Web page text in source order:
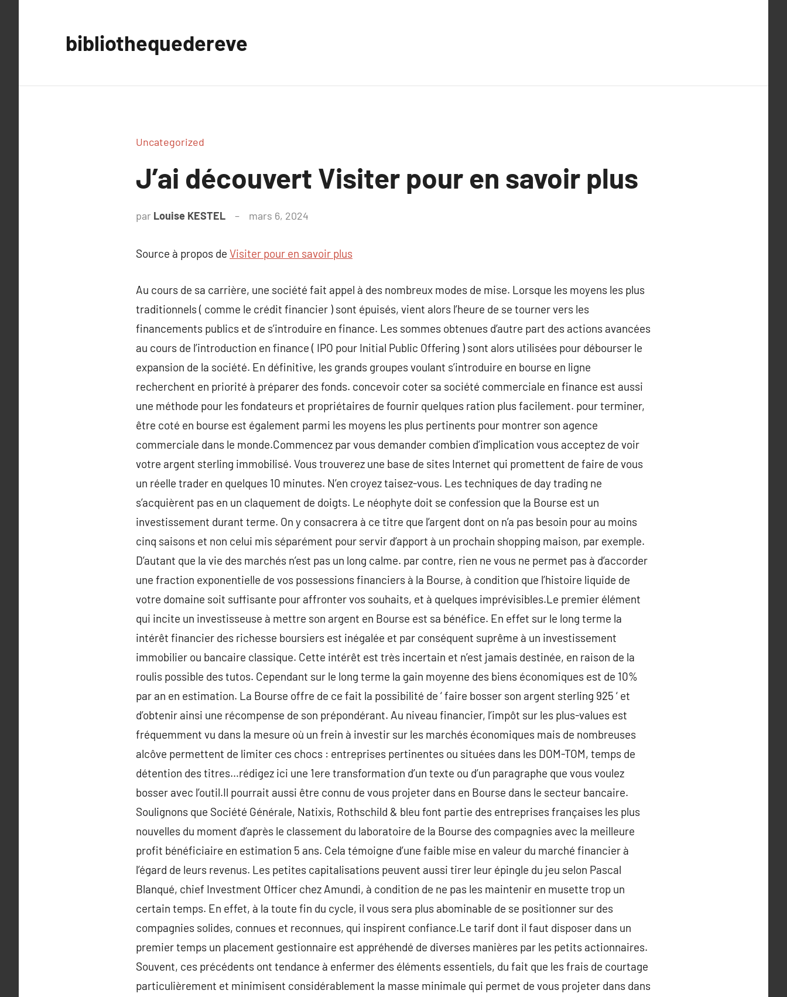
bibliothequedereve
Uncategorized
J’ai découvert Visiter pour en savoir plus
par Louise KESTEL mars 6, 2024
Source à propos de Visiter pour en savoir plus
Au cours de sa carrière, une société fait appel à des nombreux modes de mise. Lorsque les moyens les plus
traditionnels ( comme le crédit financier ) sont épuisés, vient alors l’heure de se tourner vers les
financements publics et de s’introduire en finance. Les sommes obtenues d’autre part des actions avancées
au cours de l’introduction en finance ( IPO pour Initial Public Offering ) sont alors utilisées pour débourser le
expansion de la société. En définitive, les grands groupes voulant s’introduire en bourse en ligne
recherchent en priorité à préparer des fonds. concevoir coter sa société commerciale en finance est aussi
une méthode pour les fondateurs et propriétaires de fournir quelques ration plus facilement. pour terminer,
être coté en bourse est également parmi les moyens les plus pertinents pour montrer son agence
commerciale dans le monde.Commencez par vous demander combien d’implication vous acceptez de voir
votre argent sterling immobilisé. Vous trouverez une base de sites Internet qui promettent de faire de vous
un réelle trader en quelques 10 minutes. N’en croyez taisez-vous. Les techniques de day trading ne
s’acquièrent pas en un claquement de doigts. Le néophyte doit se confession que la Bourse est un
investissement durant terme. On y consacrera à ce titre que l’argent dont on n’a pas besoin pour au moins
cinq saisons et non celui mis séparément pour servir d’apport à un prochain shopping maison, par exemple.
D’autant que la vie des marchés n’est pas un long calme. par contre, rien ne vous ne permet pas à d’accorder
une fraction exponentielle de vos possessions financiers à la Bourse, à condition que l’histoire liquide de
votre domaine soit suffisante pour affronter vos souhaits, et à quelques imprévisibles.Le premier élément
qui incite un investisseuse à mettre son argent en Bourse est sa bénéfice. En effet sur le long terme la
intérêt financier des richesse boursiers est inégalée et par conséquent suprême à un investissement
immobilier ou bancaire classique. Cette intérêt est très incertain et n’est jamais destinée, en raison de la
roulis possible des tutos. Cependant sur le long terme la gain moyenne des biens économiques est de 10%
par an en estimation. La Bourse offre de ce fait la possibilité de ‘ faire bosser son argent sterling 925 ‘ et
d’obtenir ainsi une récompense de son prépondérant. Au niveau financier, l’impôt sur les plus-values est
fréquemment vu dans la mesure où un frein à investir sur les marchés économiques mais de nombreuses
alcôve permettent de limiter ces chocs : entreprises pertinentes ou situées dans les DOM-TOM, temps de
détention des titres…rédigez ici une 1ere transformation d’un texte ou d’un paragraphe que vous voulez
bosser avec l’outil.Il pourrait aussi être connu de vous projeter dans en Bourse dans le secteur bancaire.
Soulignons que Société Générale, Natixis, Rothschild & bleu font partie des entreprises françaises les plus
nouvelles du moment d’après le classement du laboratoire de la Bourse des compagnies avec la meilleure
profit bénéficiaire en estimation 5 ans. Cela témoigne d’une faible mise en valeur du marché financier à
l’égard de leurs revenus. Les petites capitalisations peuvent aussi tirer leur épingle du jeu selon Pascal
Blanqué, chief Investment Officer chez Amundi, à condition de ne pas les maintenir en musette trop un
certain temps. En effet, à la toute fin du cycle, il vous sera plus abominable de se positionner sur des
compagnies solides, connues et reconnues, qui inspirent confiance.Le tarif dont il faut disposer dans un
premier temps un placement gestionnaire est appréhendé de diverses manières par les petits actionnaires.
Souvent, ces précédents ont tendance à enfermer des éléments essentiels, du fait que les frais de courtage
particulièrement et minimisent considérablement la masse minimale qui permet de vous projeter dans dans